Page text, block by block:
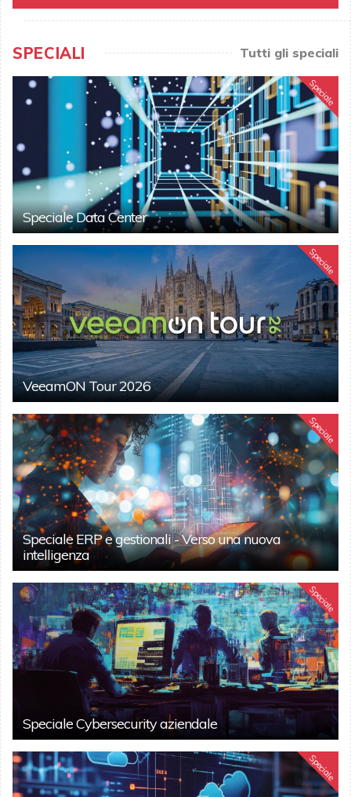
SPECIALI Tutti gli speciali
Speciale
Speciale Data Center
Speciale
VeeamON Tour 2026
Speciale
Speciale ERP e gestionali - Verso una nuova
intelligenza
Speciale
Speciale Cybersecurity aziendale
Speciale